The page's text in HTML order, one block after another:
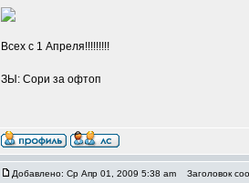
Всех с 1 Апреля!!!!!!!!!
ЗЫ: Сори за офтоп
Добавлено: Ср Апр 01, 2009 5:38 am Заголовок